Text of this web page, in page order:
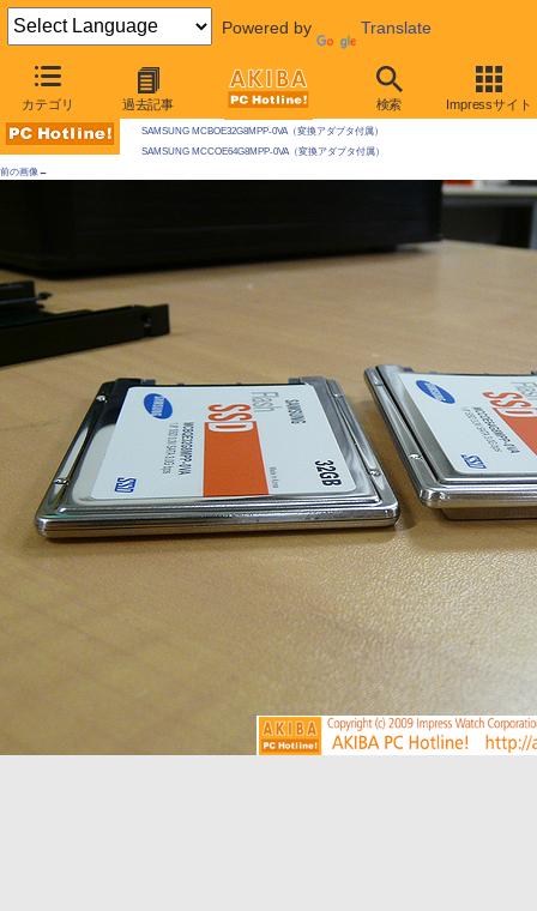
Powered by Translate
カテゴリ 過去記事 検索 Impressサイト
AKIBA PC Hotline! 2009年8月1日号
今週見つけた新製品：ハードディスク
SAMSUNG MCBOE32G8MPP-0VA（変換アダプタ付属）
SAMSUNG MCCOE64G8MPP-0VA（変換アダプタ付属）
前の画像←